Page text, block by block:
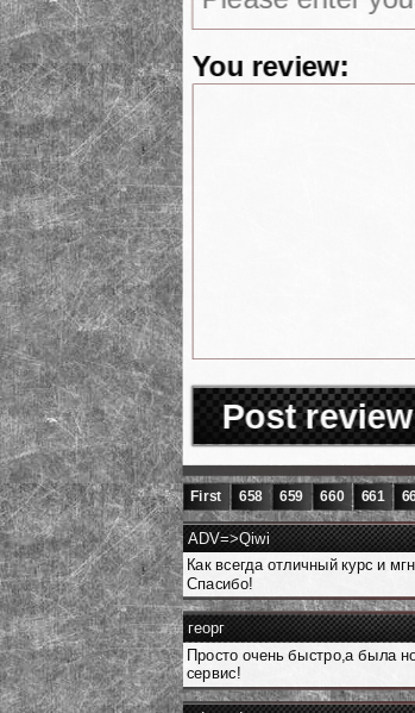
You review:
Post review
First 658 659 660 661
ADV=>Qiwi
Как всегда отличный курс и
Спасибо!
георг
Просто очень быстро,а была
сервис!